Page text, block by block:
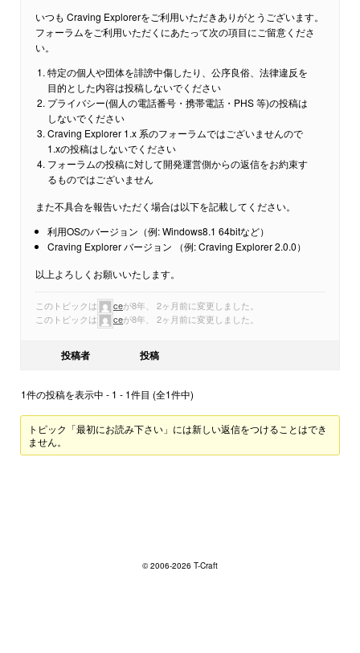
いつも Craving Explorerをご利用いただきありがとうございます。
フォーラムをご利用いただくにあたって次の項目にご留意くださ
い。
特定の個人や団体を誹謗中傷したり、公序良俗、法律違反を
目的とした内容は投稿しないでください
プライバシー(個人の電話番号・携帯電話・PHS 等)の投稿は
しないでください
Craving Explorer 1.x 系のフォーラムではございませんので
1.xの投稿はしないでください
フォーラムの投稿に対して開発運営側からの返信をお約束す
るものではございません
また不具合を報告いただく場合は以下を記載してください。
利用OSのバージョン（例: Windows8.1 64bitなど）
Craving Explorer バージョン （例: Craving Explorer 2.0.0）
以上よろしくお願いいたします。
このトピックは ceが8年、 2ヶ月前に変更しました。
このトピックは
ceが8年、 2ヶ月前に変更しました。
投稿者 投稿
1件の投稿を表示中 - 1 - 1件目 (全1件中)
トピック「最初にお読み下さい」には新しい返信をつけることはでき
ません。
© 2006-2026 T-Craft